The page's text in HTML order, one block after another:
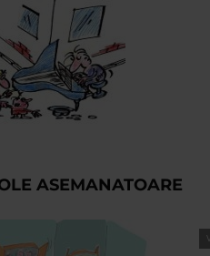
ASEMANATOARE